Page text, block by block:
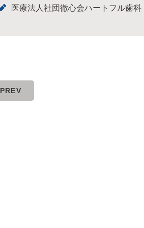
医療法人社団徹心会ハートフル歯科
PREV